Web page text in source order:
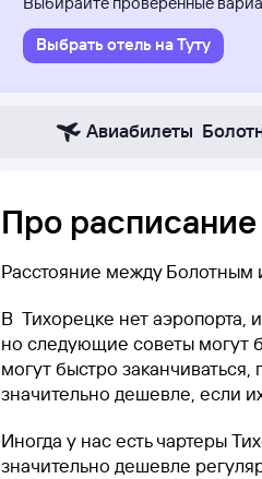
Выбрать отель на Туту
Авиабилеты
Про
Расстояние между Болотным
В Тихорецке нет аэропорта,
но следующие советы могут
могут быстро
значительно дешевле, если
Иногда у нас есть чартеры
значительно дешевле